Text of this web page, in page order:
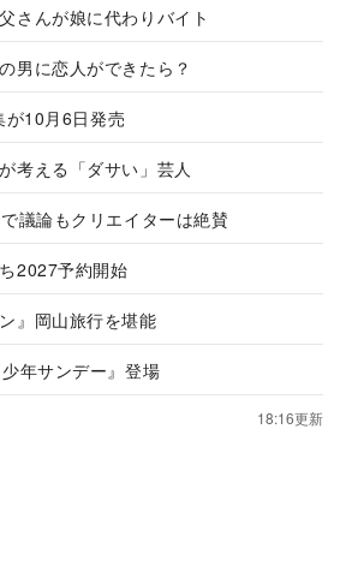
さんが娘に代わりバイト
男に恋人ができたら？
10月6日発売
考える「ダサい」芸人
議論もクリエイターは絶賛
2027予約開始
』岡山旅行を堪能
年サンデー』登場
18:16更新